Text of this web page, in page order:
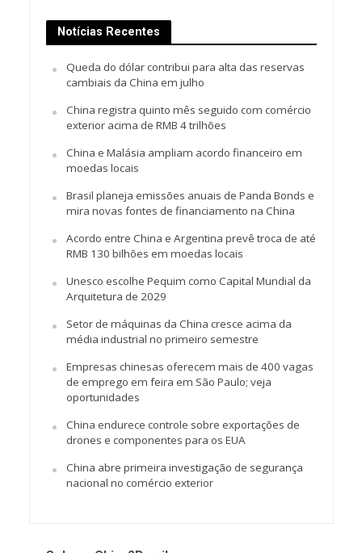
Notícias Recentes
Queda do dólar contribui para alta das reservas
cambiais da China em julho
China registra quinto mês seguido com comércio
exterior acima de RMB 4 trilhões
China e Malásia ampliam acordo financeiro em
moedas locais
Brasil planeja emissões anuais de Panda Bonds e
mira novas fontes de financiamento na China
Acordo entre China e Argentina prevê troca de até
RMB 130 bilhões em moedas locais
Unesco escolhe Pequim como Capital Mundial da
Arquitetura de 2029
Setor de máquinas da China cresce acima da
média industrial no primeiro semestre
Empresas chinesas oferecem mais de 400 vagas
de emprego em feira em São Paulo; veja
oportunidades
China endurece controle sobre exportações de
drones e componentes para os EUA
China abre primeira investigação de segurança
nacional no comércio exterior